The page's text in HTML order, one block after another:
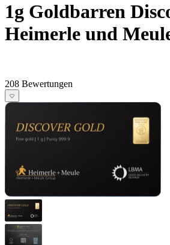
1g Goldbarren
Heimerle und
208 Bewertungen